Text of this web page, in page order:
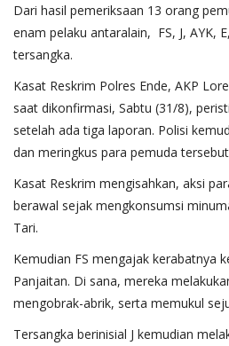
Dari hasil pemeriksaan 13 orang
enam pelaku antaralain, FS, J, AYK,
tersangka.
Kasat Reskrim Polres Ende, AKP
saat dikonfirmasi, Sabtu (31/8),
setelah ada tiga laporan. Polisi
dan meringkus para pemuda
Kasat Reskrim mengisahkan, aksi
berawal sejak mengkonsumsi
Tari.
Kemudian FS mengajak kerabatnya
Panjaitan. Di sana, mereka
mengobrak-abrik, serta memukul
Tersangka berinisial J kemudian